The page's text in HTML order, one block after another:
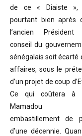
de ce « Diaiste »,
pourtant bien après
l’ancien Président
conseil du
sénégalais soit écarté
affaires, sous le
d’un projet de coup
Ce qui coûtera à
Mamadou
embastillement de
d’une décennie.